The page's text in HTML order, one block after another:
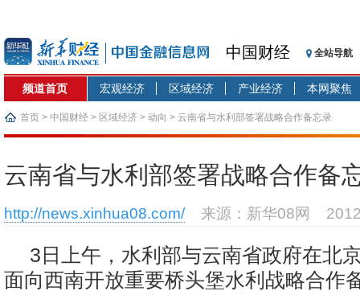
中国财经 全站导航
频道首页 宏观经济 区域经济 产业经济 本网聚焦
首页 > 中国财经 > 区域经济 > 动向 > 云南省与水利部签署战略合作备忘录
云南省与水利部签署战略合作备
http://news.xinhua08.com/ 来源：新华08网
3日上午，水利部与云南省政府在北
面向西南开放重要桥头堡水利战略合作